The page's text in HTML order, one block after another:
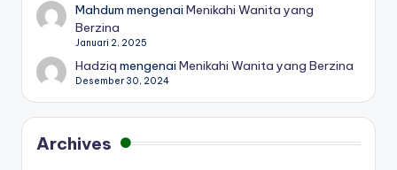
Mahdum mengenaiMenikahi Wanita yang
Berzina
Januari 2, 2025
Hadziq mengenaiMenikahi Wanita yang Berzina
Desember 30, 2024
Archives